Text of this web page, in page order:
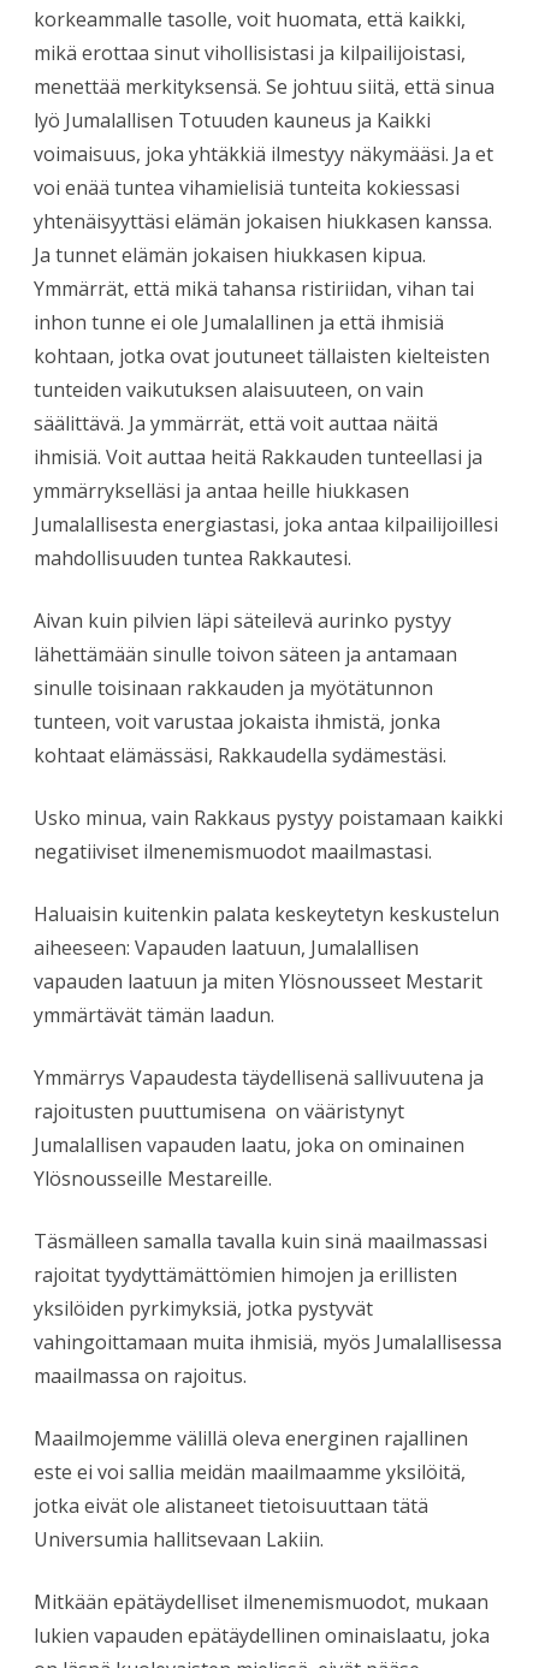
korkeammalle tasolle, voit huomata, että kaikki,
mikä erottaa sinut vihollisistasi ja kilpailijoistasi,
menettää merkityksensä. Se johtuu siitä, että sinua
lyö Jumalallisen Totuuden kauneus ja Kaikki
voimaisuus, joka yhtäkkiä ilmestyy näkymääsi. Ja et
voi enää tuntea vihamielisiä tunteita kokiessasi
yhtenäisyyttäsi elämän jokaisen hiukkasen kanssa.
Ja tunnet elämän jokaisen hiukkasen kipua.
Ymmärrät, että mikä tahansa ristiriidan, vihan tai
inhon tunne ei ole Jumalallinen ja että ihmisiä
kohtaan, jotka ovat joutuneet tällaisten kielteisten
tunteiden vaikutuksen alaisuuteen, on vain
säälittävä. Ja ymmärrät, että voit auttaa näitä
ihmisiä. Voit auttaa heitä Rakkauden tunteellasi ja
ymmärrykselläsi ja antaa heille hiukkasen
Jumalallisesta energiastasi, joka antaa kilpailijoillesi
mahdollisuuden tuntea Rakkautesi.
Aivan kuin pilvien läpi säteilevä aurinko pystyy
lähettämään sinulle toivon säteen ja antamaan
sinulle toisinaan rakkauden ja myötätunnon
tunteen, voit varustaa jokaista ihmistä, jonka
kohtaat elämässäsi, Rakkaudella sydämestäsi.
Usko minua, vain Rakkaus pystyy poistamaan kaikki
negatiiviset ilmenemismuodot maailmastasi.
Haluaisin kuitenkin palata keskeytetyn keskustelun
aiheeseen: Vapauden laatuun, Jumalallisen
vapauden laatuun ja miten Ylösnousseet Mestarit
ymmärtävät tämän laadun.
Ymmärrys Vapaudesta täydellisenä sallivuutena ja
rajoitusten puuttumisena on vääristynyt
Jumalallisen vapauden laatu, joka on ominainen
Ylösnousseille Mestareille.
Täsmälleen samalla tavalla kuin sinä maailmassasi
rajoitat tyydyttämättömien himojen ja erillisten
yksilöiden pyrkimyksiä, jotka pystyvät
vahingoittamaan muita ihmisiä, myös Jumalallisessa
maailmassa on rajoitus.
Maailmojemme välillä oleva energinen rajallinen
este ei voi sallia meidän maailmaamme yksilöitä,
jotka eivät ole alistaneet tietoisuuttaan tätä
Universumia hallitsevaan Lakiin.
Mitkään epätäydelliset ilmenemismuodot, mukaan
lukien vapauden epätäydellinen ominaislaatu, joka